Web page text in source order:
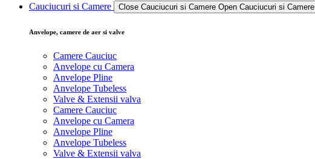
Cauciucuri si Camere Close Cauciucuri si Camere Open Cauciucuri si Camere
Anvelope, camere de aer si valve
Camere Cauciuc
Anvelope cu Camera
Anvelope Pline
Anvelope Tubeless
Valve & Extensii valva
Camere Cauciuc
Anvelope cu Camera
Anvelope Pline
Anvelope Tubeless
Valve & Extensii valva